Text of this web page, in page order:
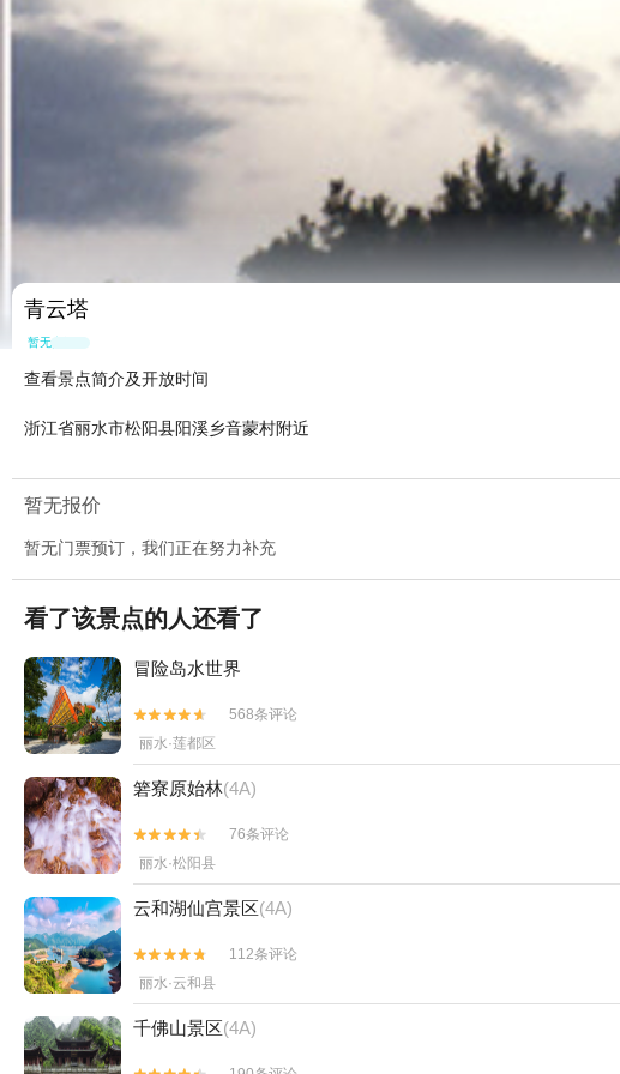
青云塔
暂无点评
查看景点简介及开放时间
浙江省丽水市松阳县阳溪乡音蒙村附近
暂无报价
暂无门票预订，我们正在努力补充
看了该景点的人还看了
冒险岛水世界


568条评论
丽水·莲都区
箬寮原始林(4A)


76条评论
丽水·松阳县
云和湖仙宫景区(4A)


112条评论
丽水·云和县
千佛山景区(4A)